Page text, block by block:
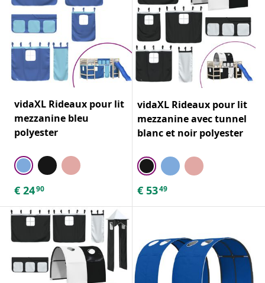
vidaXL Rideaux pour lit
mezzanine bleu
polyester
€ 2490
vidaXL Rideaux pour lit
mezzanine avec tunnel
blanc et noir polyester
€ 5349